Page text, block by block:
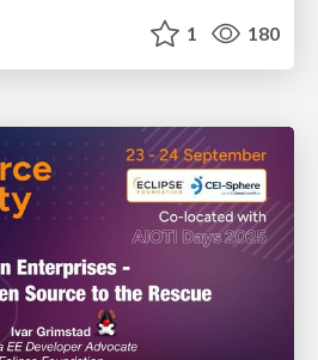
1 180